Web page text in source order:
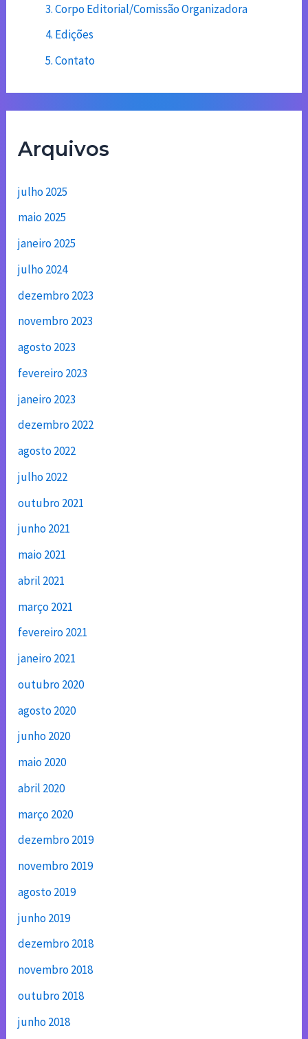
3. Corpo Editorial/Comissão Organizadora
4. Edições
5. Contato
Arquivos
julho 2025
maio 2025
janeiro 2025
julho 2024
dezembro 2023
novembro 2023
agosto 2023
fevereiro 2023
janeiro 2023
dezembro 2022
agosto 2022
julho 2022
outubro 2021
junho 2021
maio 2021
abril 2021
março 2021
fevereiro 2021
janeiro 2021
outubro 2020
agosto 2020
junho 2020
maio 2020
abril 2020
março 2020
dezembro 2019
novembro 2019
agosto 2019
junho 2019
dezembro 2018
novembro 2018
outubro 2018
junho 2018